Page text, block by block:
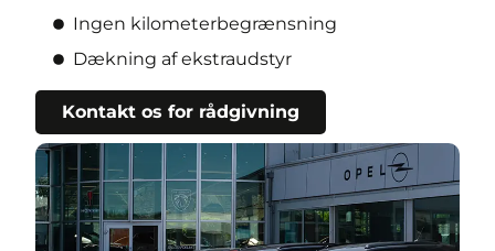
Ingen kilometerbegrænsning
Dækning af ekstraudstyr
Kontakt os for rådgivning